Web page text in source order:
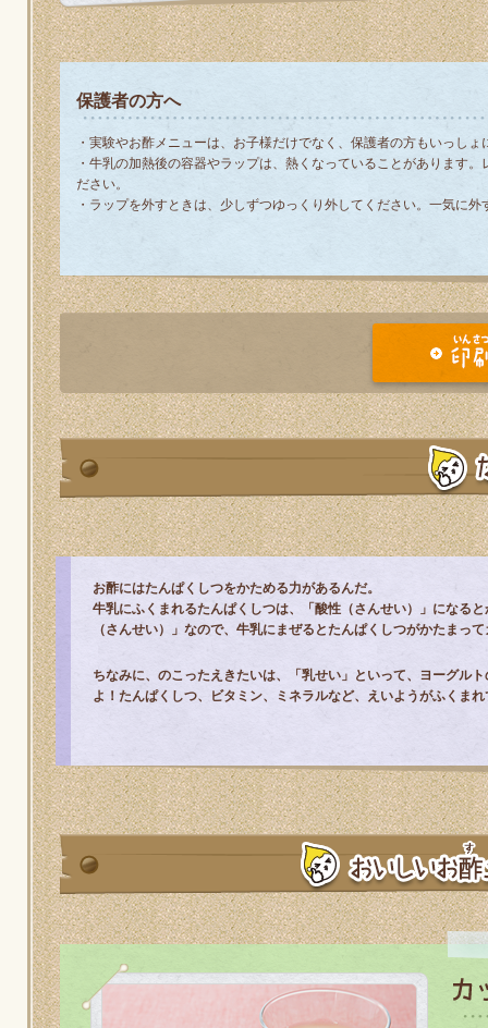
保護者の方へ
・実験やお酢メニューは、お子様だけでなく、保護者の方もいっしょ
・牛乳の加熱後の容器やラップは、熱くなっていることがあります
ださい。
・ラップを外すときは、少しずつゆっくり外してください。一気に
お酢にはたんぱくしつをかためる力があるんだ。
牛乳にふくまれるたんぱくしつは、「酸性（さんせい）」になる
（さんせい）」なので、牛乳にまぜるとたんぱくしつがかたまっ
ちなみに、のこったえきたいは、「乳せい」といって、ヨーグル
よ！たんぱくしつ、ビタミン、ミネラルなど、えいようがふくま